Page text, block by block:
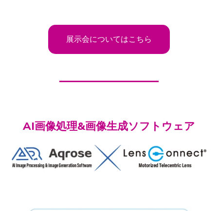
展示会についてはこちら
AI画像処理&画像生成ソフトウェア